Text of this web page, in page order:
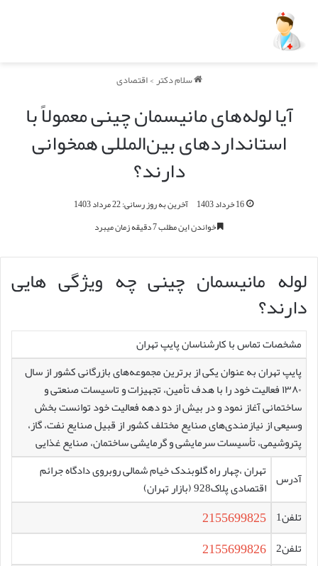
سلام دکتر>اقتصادی
آیا لوله‌های مانیسمان چینی معمولاً با
استانداردهای بین‌المللی همخوانی
دارند؟
16 خرداد 1403
آخرین به روز رسانی: 22 مرداد 1403
خواندن این مطلب 7 دقیقه زمان میبرد
لوله مانیسمان چینی چه ویژگی هایی
دارند؟
مشخصات تماس با کارشناسان پایپ تهران
پایپ تهران به عنوان یکی از برترین مجموعه‌های بازرگانی کشور از سال
۱۳۸۰ فعالیت خود را با هدف تأمین، تجهیزات و تاسیسات صنعتی و
ساختمانی آغاز نمود و در بیش از دو دهه فعالیت خود توانست بخش
وسیعی از نیازمندی‌های صنایع مختلف کشور از قبيل صنایع نفت، گاز،
پتروشیمی، تأسیسات سرمایشی و گرمایشی ساختمان، صنایع غذایی
آدرس تهران ،چهار راه گلوبندک خیام شمالی روبروی دادگاه جرائم
اقتصادی پلاک928 (بازار تهران)
تلفن1
2155699825
تلفن2 2155699826